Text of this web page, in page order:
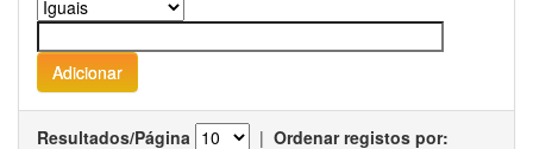
Resultados/Página | Ordenar registos por: